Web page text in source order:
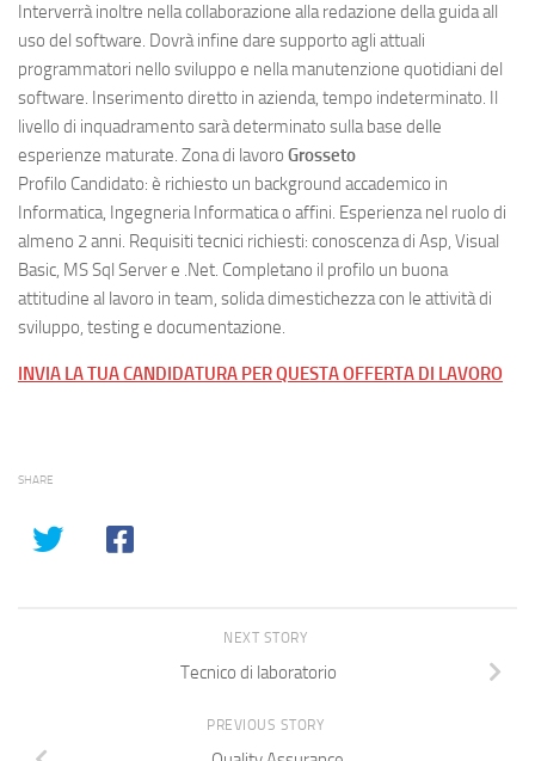
Interverrà inoltre nella collaborazione alla redazione della guida all
uso del software. Dovrà infine dare supporto agli attuali
programmatori nello sviluppo e nella manutenzione quotidiani del
software. Inserimento diretto in azienda, tempo indeterminato. Il
livello di inquadramento sarà determinato sulla base delle
esperienze maturate. Zona di lavoro Grosseto
Profilo Candidato: è richiesto un background accademico in
Informatica, Ingegneria Informatica o affini. Esperienza nel ruolo di
almeno 2 anni. Requisiti tecnici richiesti: conoscenza di Asp, Visual
Basic, MS Sql Server e .Net. Completano il profilo un buona
attitudine al lavoro in team, solida dimestichezza con le attività di
sviluppo, testing e documentazione.
INVIA LA TUA CANDIDATURA PER QUESTA OFFERTA DI LAVORO
SHARE
NEXT STORY
Tecnico di laboratorio
PREVIOUS STORY